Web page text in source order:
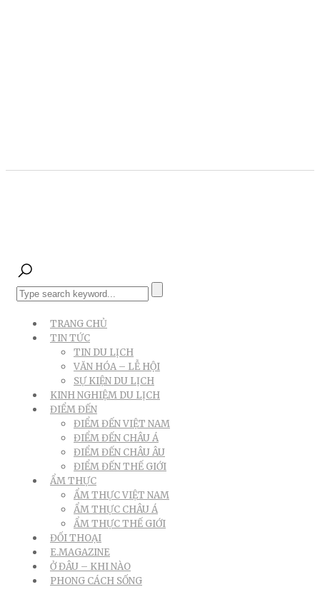
TRANG CHỦ
TIN TỨC
TIN DU LỊCH
VĂN HÓA – LỄ HỘI
SỰ KIỆN DU LỊCH
KINH NGHIỆM DU LỊCH
ĐIỂM ĐẾN
ĐIỂM ĐẾN VIỆT NAM
ĐIỂM ĐẾN CHÂU Á
ĐIỂM ĐẾN CHÂU ÂU
ĐIỂM ĐẾN THẾ GIỚI
ẨM THỰC
ẨM THỰC VIỆT NAM
ẨM THỰC CHÂU Á
ẨM THỰC THẾ GIỚI
ĐỐI THOẠI
E.MAGAZINE
Ở ĐÂU – KHI NÀO
PHONG CÁCH SỐNG